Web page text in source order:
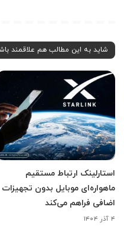
شاید به این مطالب هم علاقمند
استارلینک ارتباط مستقیم
ماهواره‌ای موبایل بدون تجهیزات
اضافی فراهم می‌کند
۴ آذر ۱۴۰۴